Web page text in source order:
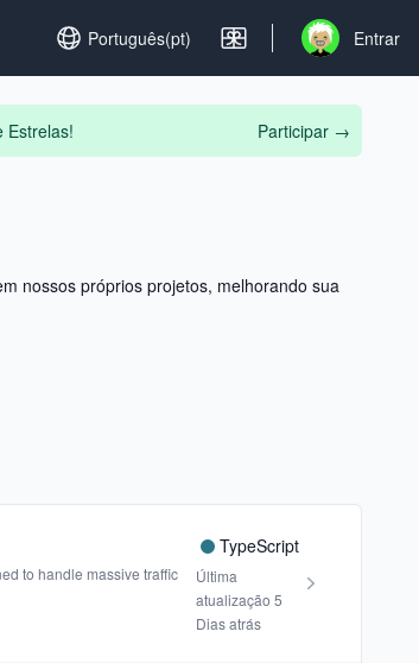
Set language
Português(pt) Open user
Entrar
Estrelas! Participar →
nossos próprios projetos, melhorando sua
to handle massive traffic
TypeScript
Última
atualização 5
Dias atrás